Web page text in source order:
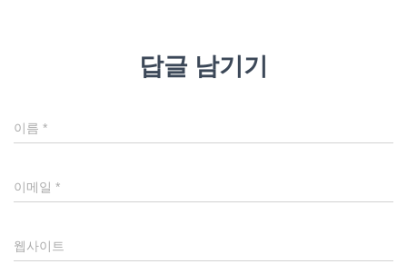
답글 남기기
이름 *
이메일 *
웹사이트